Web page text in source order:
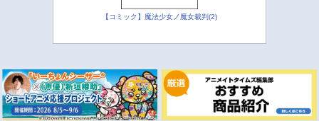
【コミック】魔法少女ノ魔女裁判(2)